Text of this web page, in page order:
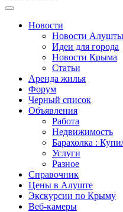
Новости
Новости Алушты
Идеи для города
Новости Крыма
Статьи
Аренда жилья
Форум
Черный список
Объявления
Работа
Недвижимость
Барахолка :
Услуги
Разное
Справочник
Цены в Алуште
Экскурсии по Крыму
Веб-камеры